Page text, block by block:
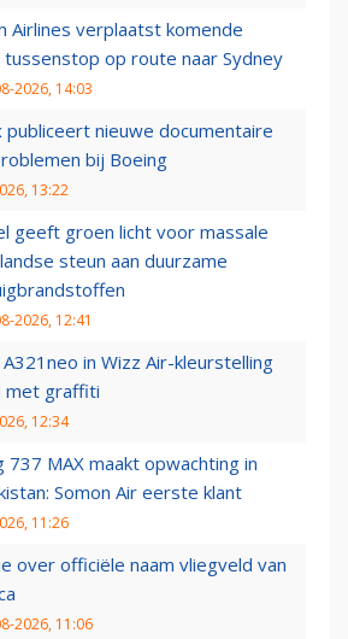
Airlines verplaatst komende
op route naar Sydney
2026, 14:03
publiceert nieuwe documentaire
bij Boeing
13:22
geeft groen licht voor massale
steun aan duurzame
2026, 12:41
in Wizz Air-kleurstelling
met graffiti
12:34
737 MAX maakt opwachting in
Somon Air eerste klant
11:26
over officiële naam vliegveld van
2026, 11:06